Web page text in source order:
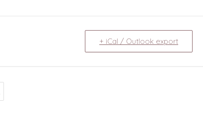
+ iCal / Outlook export